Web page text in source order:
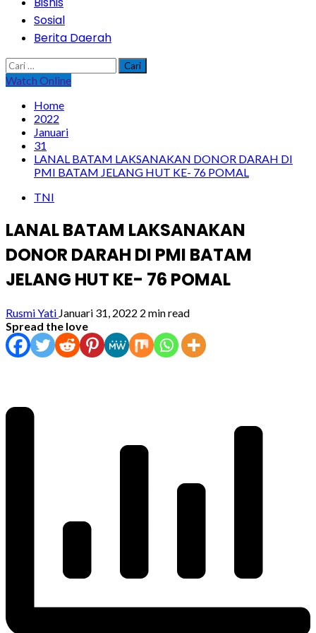
Sosial
Berita Daerah
Cari
untuk:
Watch Online
Home
2022
Januari
31
LANAL BATAM LAKSANAKAN DONOR DARAH DI
PMI BATAM JELANG HUT KE- 76 POMAL
TNI
LANAL BATAM LAKSANAKAN
DONOR DARAH DI PMI BATAM
JELANG HUT KE- 76 POMAL
Rusmi Yati Januari 31, 2022 2 min read
Spread the love